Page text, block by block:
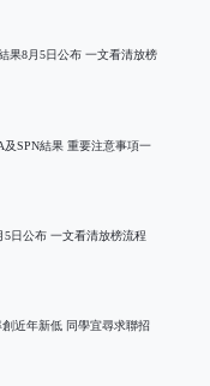
果8月5日公布 一文看清放榜
及SPN結果 重要注意事項一
5日公布 一文看清放榜流程